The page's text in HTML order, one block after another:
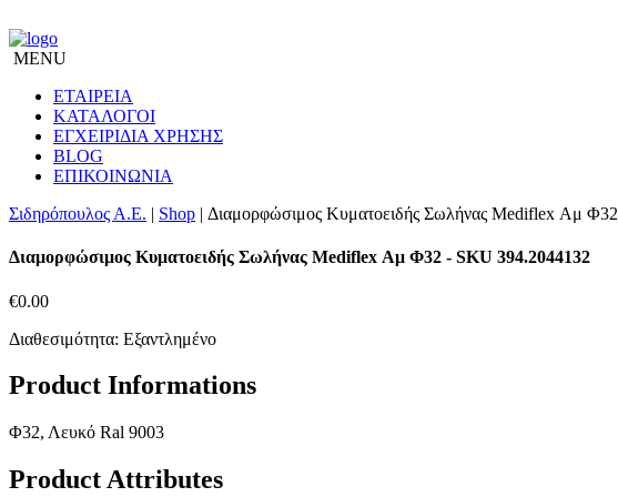
MENU
ΕΤΑΙΡΕΙΑ
ΚΑΤΑΛΟΓΟΙ
ΕΓΧΕΙΡΙΔΙΑ ΧΡΗΣΗΣ
BLOG
ΕΠΙΚΟΙΝΩΝΙΑ
Σιδηρόπουλος Α.Ε. | Shop | Διαμορφώσιμος Κυματοειδής Σωλήνας Mediflex Αμ Φ32
Διαμορφώσιμος Κυματοειδής Σωλήνας Mediflex Αμ Φ32 - SKU 394.2044132
€0.00
Διαθεσιμότητα: Εξαντλημένο
Product Informations
Φ32, Λευκό Ral 9003
Product Attributes